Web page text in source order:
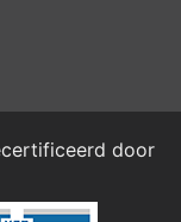
door